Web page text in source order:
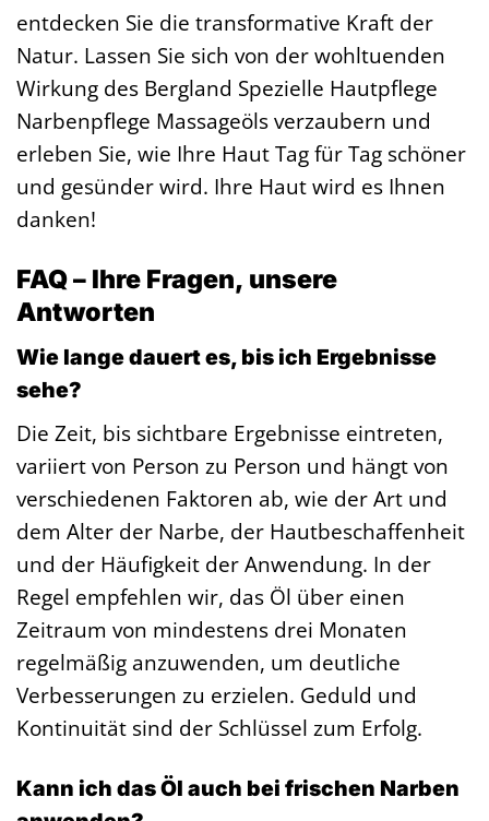
entdecken Sie die transformative Kraft der
Natur. Lassen Sie sich von der wohltuenden
Wirkung des Bergland Spezielle Hautpflege
Narbenpflege Massageöls verzaubern und
erleben Sie, wie Ihre Haut Tag für Tag schöner
und gesünder wird. Ihre Haut wird es Ihnen
danken!
FAQ – Ihre Fragen, unsere
Antworten
Wie lange dauert es, bis ich Ergebnisse
sehe?
Die Zeit, bis sichtbare Ergebnisse eintreten,
variiert von Person zu Person und hängt von
verschiedenen Faktoren ab, wie der Art und
dem Alter der Narbe, der Hautbeschaffenheit
und der Häufigkeit der Anwendung. In der
Regel empfehlen wir, das Öl über einen
Zeitraum von mindestens drei Monaten
regelmäßig anzuwenden, um deutliche
Verbesserungen zu erzielen. Geduld und
Kontinuität sind der Schlüssel zum Erfolg.
Kann ich das Öl auch bei frischen Narben